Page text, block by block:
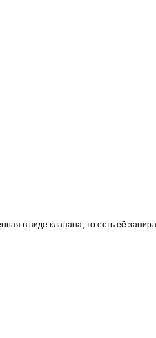
в виде клапана, то есть её